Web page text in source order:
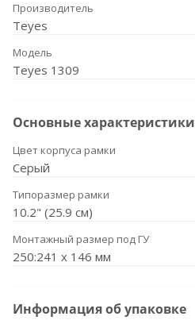
Производитель
Teyes
Модель
Teyes 1309
Основные характеристики
Цвет корпуса рамки
Серый
Типоразмер рамки
10.2" (25.9 см)
Монтажный размер под ГУ
250:241 x 146 мм
Информация об упаковке